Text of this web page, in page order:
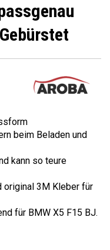
beim Beladen und
kann so teure
original 3M Kleber für
für BMW X5 F15 BJ.